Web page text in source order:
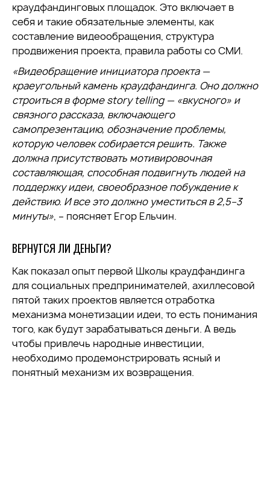
краудфандинговых площадок. Это включает в
себя и такие обязательные элементы, как
составление видеообращения, структура
продвижения проекта, правила работы со СМИ.
«Видеобращение инициатора проекта —
краеугольный камень краудфандинга. Оно должно
строиться в форме story telling — «вкусного» и
связного рассказа, включающего
самопрезентацию, обозначение проблемы,
которую человек собирается решить. Также
должна присутствовать мотивировочная
составляющая, способная подвигнуть людей на
поддержку идеи, своеобразное побуждение к
действию. И все это должно уместиться в 2,5–3
минуты», – поясняет Егор Ельчин.
ВЕРНУТСЯ ЛИ ДЕНЬГИ?
Как показал опыт первой Школы краудфандинга
для социальных предпринимателей, ахиллесовой
пятой таких проектов является отработка
механизма монетизации идеи, то есть понимания
того, как будут зарабатываться деньги. А ведь
чтобы привлечь народные инвестиции,
необходимо продемонстрировать ясный и
понятный механизм их возвращения.